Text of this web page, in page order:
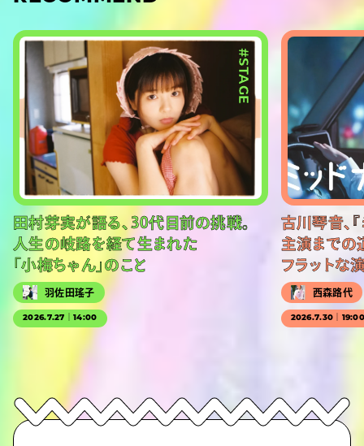
#STAGE
田村芽実が語る、30代目前の挑戦。
人生の岐路を経て生まれた
「小梅ちゃん」のこと
羽佐田瑤子
2026.7.27｜14:00
古川琴音、
主演までの
フラットな
西森路代
2026.7.30｜